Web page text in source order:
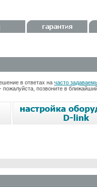
в ответах на часто
позвоните в